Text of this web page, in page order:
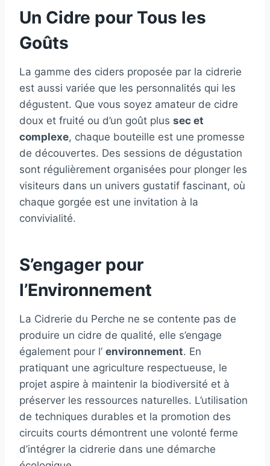
Un Cidre pour Tous les
Goûts
La gamme des ciders proposée par la cidrerie
est aussi variée que les personnalités qui les
dégustent. Que vous soyez amateur de cidre
doux et fruité ou d’un goût plus sec et
complexe, chaque bouteille est une promesse
de découvertes. Des sessions de dégustation
sont régulièrement organisées pour plonger les
visiteurs dans un univers gustatif fascinant, où
chaque gorgée est une invitation à la
convivialité.
S’engager pour
l’Environnement
La Cidrerie du Perche ne se contente pas de
produire un cidre de qualité, elle s’engage
également pour l’ environnement. En
pratiquant une agriculture respectueuse, le
projet aspire à maintenir la biodiversité et à
préserver les ressources naturelles. L’utilisation
de techniques durables et la promotion des
circuits courts démontrent une volonté ferme
d’intégrer la cidrerie dans une démarche